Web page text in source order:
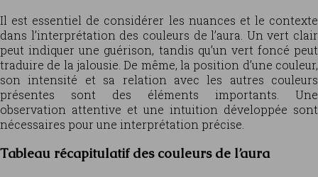
Il est essentiel de considérer les nuances et le contexte
dans l’interprétation des couleurs de l’aura. Un vert clair
peut indiquer une guérison, tandis qu’un vert foncé peut
traduire de la jalousie. De même, la position d’une couleur,
son intensité et sa relation avec les autres couleurs
présentes sont des éléments importants. Une
observation attentive et une intuition développée sont
nécessaires pour une interprétation précise.
Tableau récapitulatif des couleurs de l’aura